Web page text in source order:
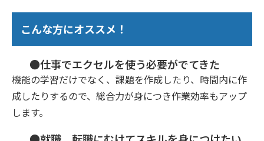
こんな方にオススメ！
●仕事でエクセルを使う必要がでてきた
機能の学習だけでなく、課題を作成したり、時間内に作
成したりするので、総合力が身につき作業効率もアップ
します。